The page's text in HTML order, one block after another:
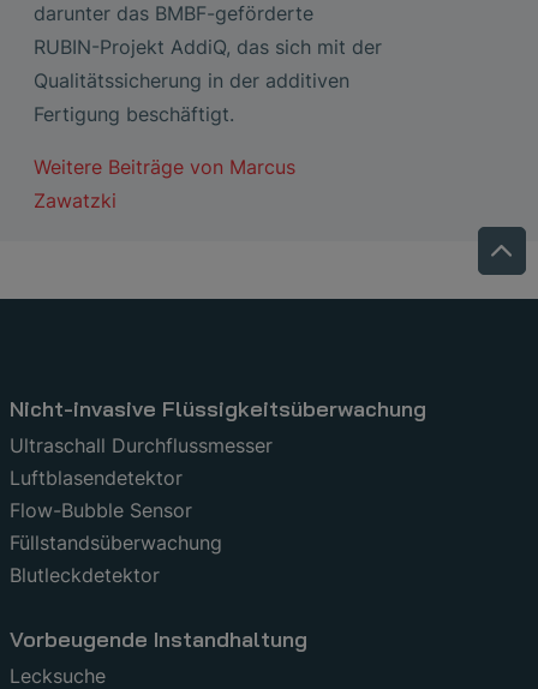
darunter das BMBF-geförderte
RUBIN-Projekt AddiQ, das sich mit der
Qualitätssicherung in der additiven
Fertigung beschäftigt.
Weitere Beiträge von Marcus
Zawatzki
Nicht-invasive Flüssigkeitsüberwachung
Ultraschall Durchflussmesser
Luftblasendetektor
Flow-Bubble Sensor
Füllstandsüberwachung
Blutleckdetektor
Vorbeugende Instandhaltung
Lecksuche